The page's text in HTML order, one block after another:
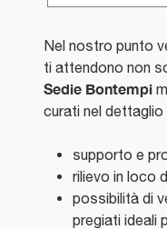
Nel nostro punto
ti attendono non
Sedie Bontempi
curati nel
supporto e
rilievo in loco
possibilità di
pregiati ideali